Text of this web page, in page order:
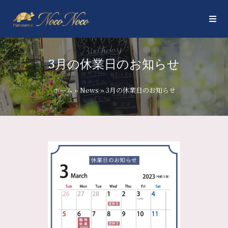
3月の休業日のお知らせ
ホーム »News»3月の休業日のお知らせ